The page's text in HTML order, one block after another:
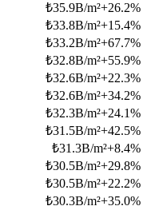
₺35.9B/m²+26.2%
₺33.8B/m²+15.4%
₺33.2B/m²+67.7%
₺32.8B/m²+55.9%
₺32.6B/m²+22.3%
₺32.6B/m²+34.2%
₺32.3B/m²+24.1%
₺31.5B/m²+42.5%
₺31.3B/m²+8.4%
₺30.5B/m²+29.8%
₺30.5B/m²+22.2%
₺30.3B/m²+35.0%